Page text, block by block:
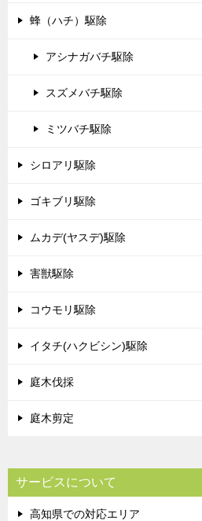
蜂（ハチ）駆除
アシナガバチ駆除
スズメバチ駆除
ミツバチ駆除
シロアリ駆除
ゴキブリ駆除
ムカデ(ヤスデ)駆除
害獣駆除
コウモリ駆除
イタチ(ハクビシン)駆除
庭木伐採
庭木剪定
サービスについて
高知県での対応エリア